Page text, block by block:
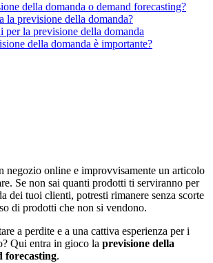
della domanda o demand forecasting?
la previsione della domanda?
per la previsione della domanda
della domanda è importante?
negozio online e improvvisamente un articolo
Se non sai quanti prodotti ti serviranno per
dei tuoi clienti, potresti rimanere senza scorte
di prodotti che non si vendono.
a perdite e a una cattiva esperienza per i
Qui entra in gioco la previsione della
forecasting.